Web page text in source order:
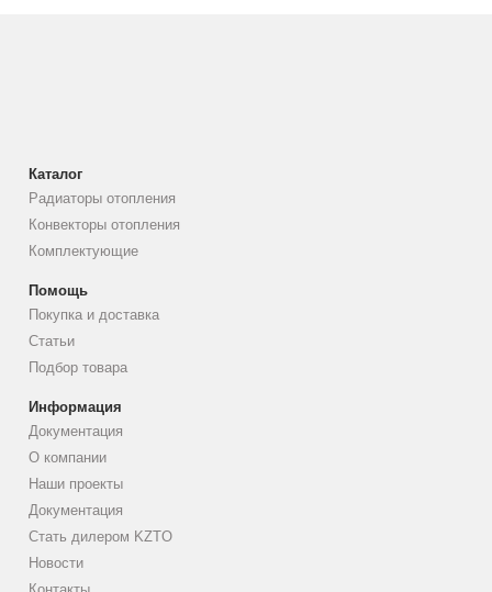
Каталог
Радиаторы отопления
Конвекторы отопления
Комплектующие
Помощь
Покупка и доставка
Статьи
Подбор товара
Информация
Документация
О компании
Наши проекты
Документация
Стать дилером KZTO
Новости